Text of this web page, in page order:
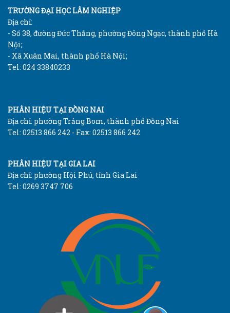
TRƯỜNG ĐẠI HỌC LÂM NGHIỆP
Địa chỉ:
- Số 38, đường Đức Thắng, phường Đông Ngạc, thành phố Hà
Nội;
- Xã Xuân Mai, thành phố Hà Nội;
Tel: 024 33840233
PHÂN HIỆU TẠI ĐỒNG NAI
Địa chỉ: phường Trảng Bom, thành phố Đồng Nai
Tel: 02513 866 242 - Fax: 02513 866 242
PHÂN HIỆU TẠI GIA LAI
Địa chỉ: phường Hội Phú, tỉnh Gia Lai
Tel: 0269 3747 706